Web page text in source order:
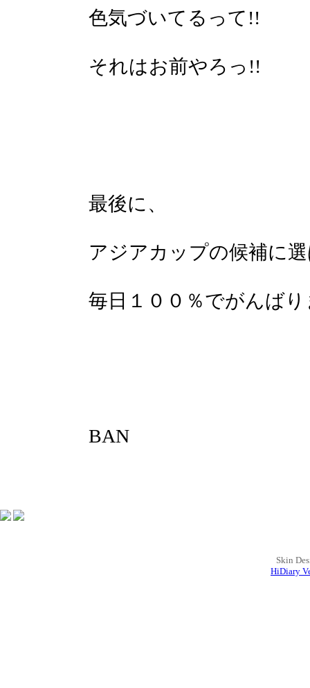
色気づいてるって!!
それはお前やろっ!!
最後に、
アジアカップの候補に
毎日１００％でがんば
BAN
Skin
HiDiary